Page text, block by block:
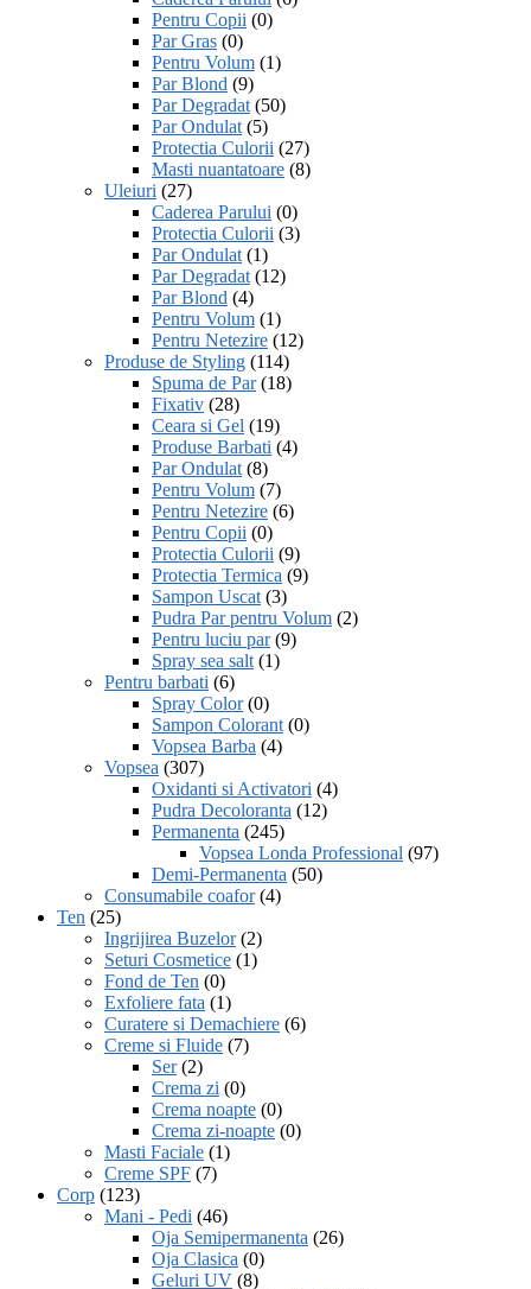
Pentru Copii (0)
Par Gras (0)
Pentru Volum (1)
Par Blond (9)
Par Degradat (50)
Par Ondulat (5)
Protectia Culorii (27)
Masti nuantatoare (8)
Uleiuri (27)
Caderea Parului (0)
Protectia Culorii (3)
Par Ondulat (1)
Par Degradat (12)
Par Blond (4)
Pentru Volum (1)
Pentru Netezire (12)
Produse de Styling (114)
Spuma de Par (18)
Fixativ (28)
Ceara si Gel (19)
Produse Barbati (4)
Par Ondulat (8)
Pentru Volum (7)
Pentru Netezire (6)
Pentru Copii (0)
Protectia Culorii (9)
Protectia Termica (9)
Sampon Uscat (3)
Pudra Par pentru Volum (2)
Pentru luciu par (9)
Spray sea salt (1)
Pentru barbati (6)
Spray Color (0)
Sampon Colorant (0)
Vopsea Barba (4)
Vopsea (307)
Oxidanti si Activatori (4)
Pudra Decoloranta (12)
Permanenta (245)
Vopsea Londa Professional (97)
Demi-Permanenta (50)
Consumabile coafor (4)
Ten (25)
Ingrijirea Buzelor (2)
Seturi Cosmetice (1)
Fond de Ten (0)
Exfoliere fata (1)
Curatere si Demachiere (6)
Creme si Fluide (7)
Ser (2)
Crema zi (0)
Crema noapte (0)
Crema zi-noapte (0)
Masti Faciale (1)
Creme SPF (7)
Corp (123)
Mani - Pedi (46)
Oja Semipermanenta (26)
Oja Clasica (0)
Geluri UV (8)